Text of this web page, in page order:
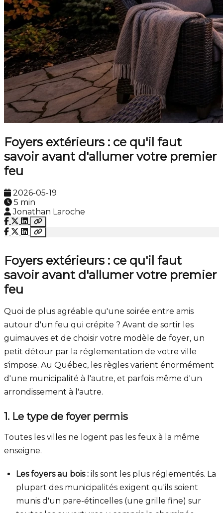
Foyers extérieurs : ce qu'il faut
savoir avant d'allumer votre premier
feu
2026-05-19
5 min
Jonathan Laroche
Foyers extérieurs : ce qu'il faut
savoir avant d'allumer votre premier
feu
Quoi de plus agréable qu'une soirée entre amis
autour d'un feu qui crépite ? Avant de sortir les
guimauves et de choisir votre modèle de foyer, un
petit détour par la réglementation de votre ville
s'impose. Au Québec, les règles varient énormément
d'une municipalité à l'autre, et parfois même d'un
arrondissement à l'autre.
1. Le type de foyer permis
Toutes les villes ne logent pas les feux à la même
enseigne.
Les foyers au bois : ils sont les plus réglementés. La
plupart des municipalités exigent qu'ils soient
munis d'un pare-étincelles (une grille fine) sur